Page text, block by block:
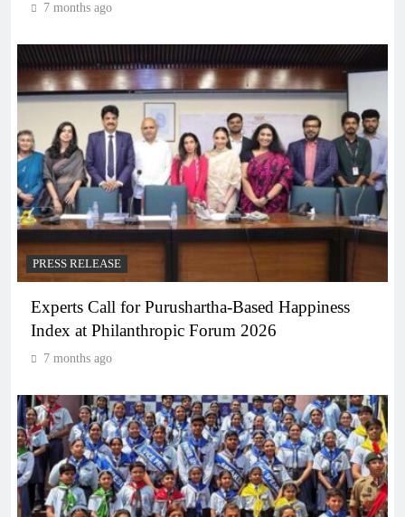
7 months ago
PRESS RELEASE
Experts Call for Purushartha-Based Happiness
Index at Philanthropic Forum 2026
7 months ago